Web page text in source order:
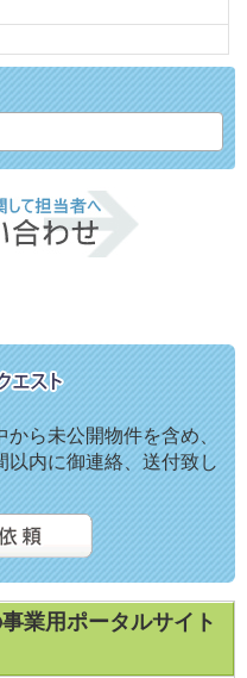
ら未公開物件を含め、
以内に御連絡、送付致し
業用ポータルサイト